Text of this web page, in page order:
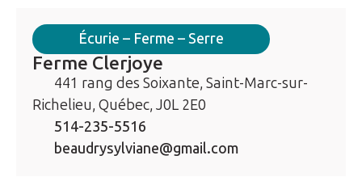
Écurie – Ferme – Serre
Ferme Clerjoye
441 rang des Soixante, Saint-Marc-sur-
Richelieu, Québec, J0L 2E0
514-235-5516
beaudrysylviane@gmail.com